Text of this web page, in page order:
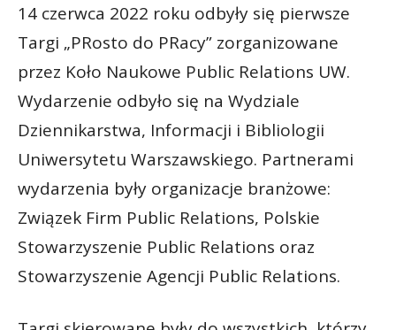
14 czerwca 2022 roku odbyły się pierwsze
Targi „PRosto do PRacy” zorganizowane
przez Koło Naukowe Public Relations UW.
Wydarzenie odbyło się na Wydziale
Dziennikarstwa, Informacji i Bibliologii
Uniwersytetu Warszawskiego. Partnerami
wydarzenia były organizacje branżowe:
Związek Firm Public Relations, Polskie
Stowarzyszenie Public Relations oraz
Stowarzyszenie Agencji Public Relations.